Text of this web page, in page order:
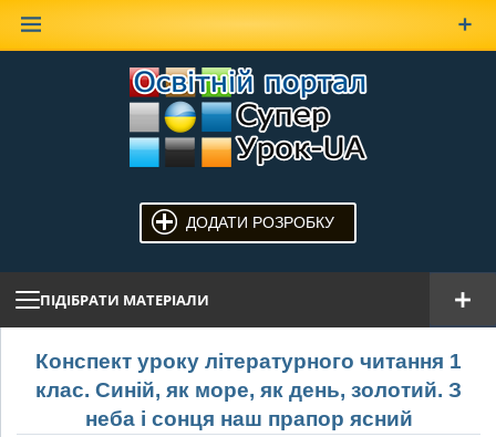
ДОДАТИ РОЗРОБКУ
ПІДІБРАТИ МАТЕРІАЛИ
Конспект уроку літературного читання 1
клас. Синій, як море, як день, золотий. З
неба і сонця наш прапор ясний